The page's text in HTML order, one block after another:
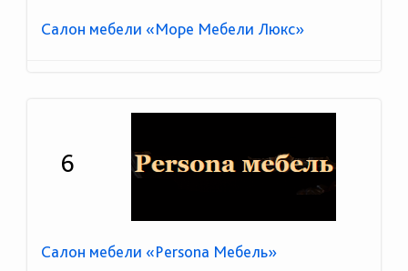
Салон мебели «Море Мебели Люкс»
6
Салон мебели «Persona Мебель»